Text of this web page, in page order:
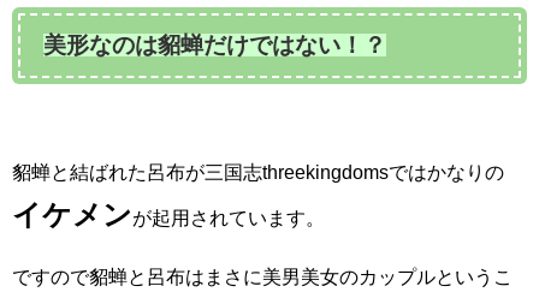
美形なのは貂蝉だけではない！？
貂蝉と結ばれた呂布が三国志threekingdomsではかなりの
イケメンが起用されています。
ですので貂蝉と呂布はまさに美男美女のカップルというこ